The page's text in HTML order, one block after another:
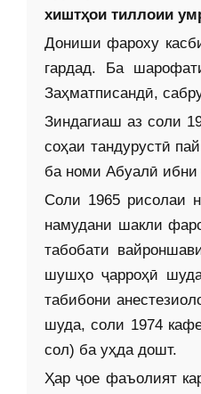
хиштҳои тиллоии
Дониши фароху
гардад. Ба
Заҳматписандӣ,
Зиндагиаш аз соли
соҳаи тандурустӣ
ба номи Абуалӣ
Соли 1965 рисолаи
намудани шакли
табобати
шушҳо ҷарроҳӣ
табибони
шуда, соли 1974
сол) ба уҳда дошт.
Ҳар ҷое фаъолият